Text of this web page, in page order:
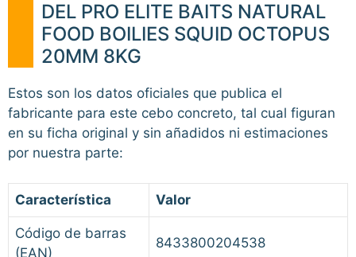
DEL PRO ELITE BAITS NATURAL
FOOD BOILIES SQUID OCTOPUS
20MM 8KG
Estos son los datos oficiales que publica el
fabricante para este cebo concreto, tal cual figuran
en su ficha original y sin añadidos ni estimaciones
por nuestra parte:
Característica Valor
Código de barras
(EAN)
8433800204538